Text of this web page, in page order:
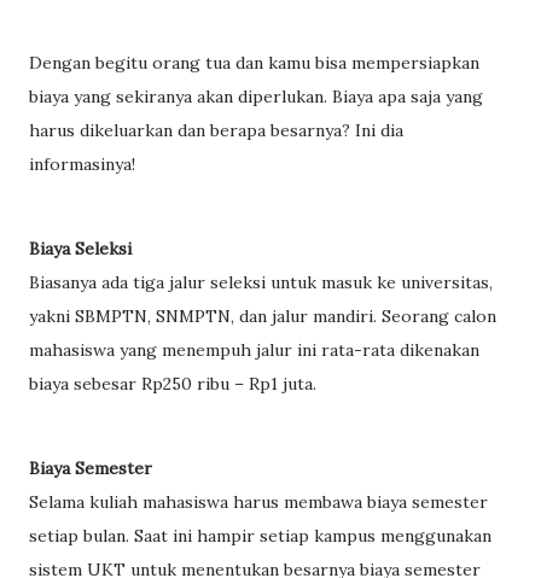
Dengan begitu orang tua dan kamu bisa mempersiapkan
biaya yang sekiranya akan diperlukan. Biaya apa saja yang
harus dikeluarkan dan berapa besarnya? Ini dia
informasinya!
Biaya Seleksi
Biasanya ada tiga jalur seleksi untuk masuk ke universitas,
yakni SBMPTN, SNMPTN, dan jalur mandiri. Seorang calon
mahasiswa yang menempuh jalur ini rata-rata dikenakan
biaya sebesar Rp250 ribu – Rp1 juta.
Biaya Semester
Selama kuliah mahasiswa harus membawa biaya semester
setiap bulan. Saat ini hampir setiap kampus menggunakan
sistem UKT untuk menentukan besarnya biaya semester